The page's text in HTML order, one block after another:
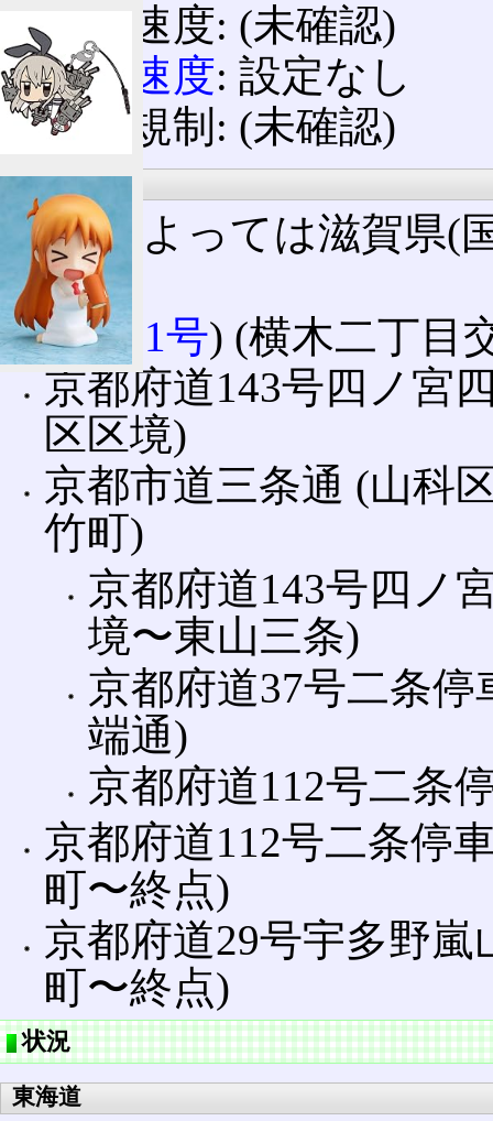
制限速度: (未確認)
最低速度: 設定なし
標識規制: (未確認)
法定路線名
地図によっては滋賀県(
ある。
(国道1号) (横木二丁目
京都府道143号四ノ宮
区区境)
京都市道三条通 (山科
竹町)
京都府道143号四ノ
境〜東山三条)
京都府道37号二条
端通)
京都府道112号二条
京都府道112号二条停
町〜終点)
京都府道29号宇多野
町〜終点)
状況
東海道